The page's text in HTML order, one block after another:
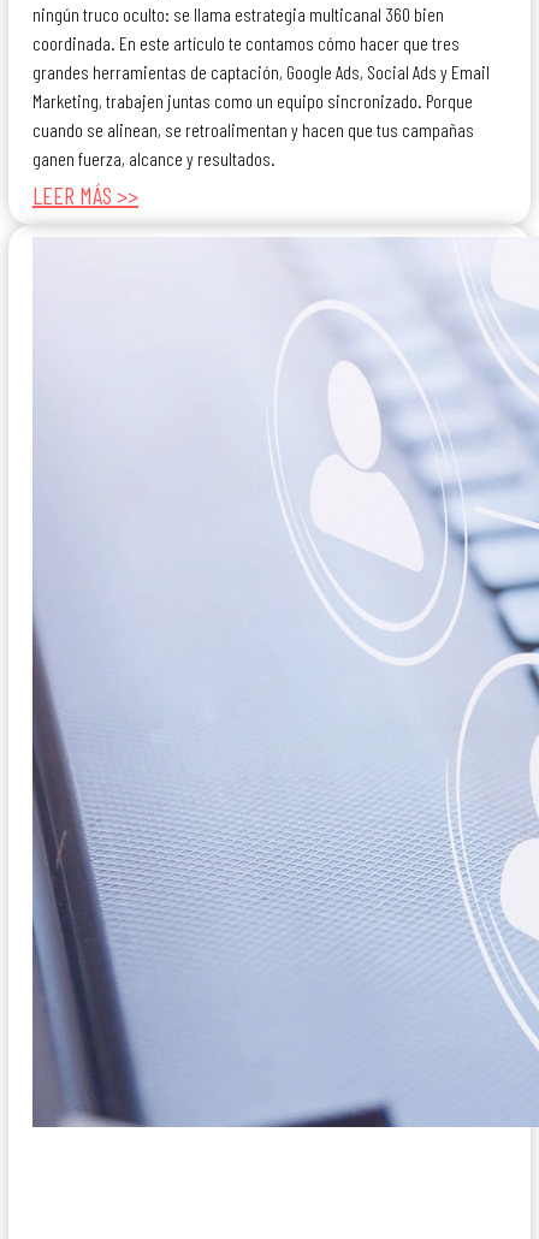
ningún truco oculto: se llama estrategia multicanal 360 bien
coordinada. En este artículo te contamos cómo hacer que tres
grandes herramientas de captación, Google Ads, Social Ads y Email
Marketing, trabajen juntas como un equipo sincronizado. Porque
cuando se alinean, se retroalimentan y hacen que tus campañas
ganen fuerza, alcance y resultados.
LEER MÁS >>